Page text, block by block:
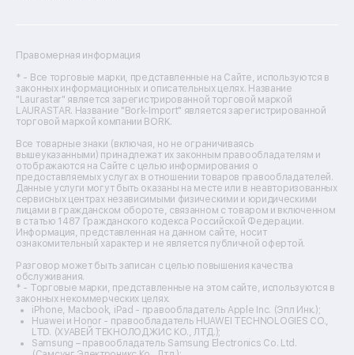
Ремонт фенов
Ремонт цифровых биноклей
Ремонт тепловизоров
Ремонт массажных кресел
Ремонт водонагревателей
Ремонт вытяжек
Ремонт источников бесперебойного питания
Ремонт пароварок
Ремонт микшерных пультов
Ремонт dj-пультов
Ремонт кухонных плит
Ремонт стедикамов
Ремонт оптических прицелов
Ремонт электровелосипедов
Ремонт видеокамер
Ремонт эхолотов
Ремонт 3d-принтеров
Ремонт прицелов ночного видения
Ремонт винных шкафов
Ремонт выпрямителей
Ремонт сушилок для рук
Правомерная информация
* - Все торговые марки, представленные на Сайте, используются в
законных информационных и описательных целях. Название
"Laurastar" является зарегистрированной торговой маркой
LAURASTAR. Название "Bork-Import" является зарегистрированной
торговой маркой компании BORK.
Все товарные знаки (включая, но не ограничиваясь
вышеуказанными) принадлежат их законным правообладателям и
отображаются на Сайте с целью информирования о
предоставляемых услугах в отношении товаров правообладателей.
Данные услуги могут быть оказаны на месте или в неавторизованных
сервисных центрах независимыми физическими и юридическими
лицами в гражданском обороте, связанном с товаром и включенном
в статью 1487 Гражданского кодекса Российской Федерации.
Информация, представленная на данном сайте, носит
ознакомительный характер и не является публичной офертой.
Разговор может быть записан с целью повышения качества
обслуживания.
* - Торговые марки, представленные на этом сайте, используются в
законных некоммерческих целях.
iPhone, Macbook, iPad - правообладатель Apple Inc. (Эпл Инк.);
Huawei и Honor - правообладатель HUAWEI TECHNOLOGIES CO.,
LTD. (ХУАВЕЙ ТЕКНОЛОДЖИС КО., ЛТД.);
Samsung – правообладатель Samsung Electronics Co. Ltd.